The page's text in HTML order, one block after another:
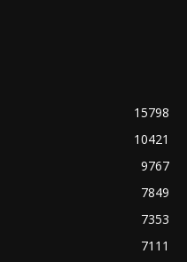
15798
10421
9767
7849
7353
7111